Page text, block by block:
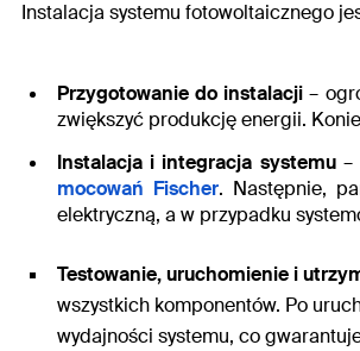
Instalacja systemu fotowoltaicznego
Przygotowanie do instalacji –
zwiększyć produkcję energii.
Instalacja i integracja systemu –
mocowań Fischer. Następnie,
elektryczną, a w przypadku
Testowanie, uruchomienie i
wszystkich komponentów. Po
wydajności systemu, co